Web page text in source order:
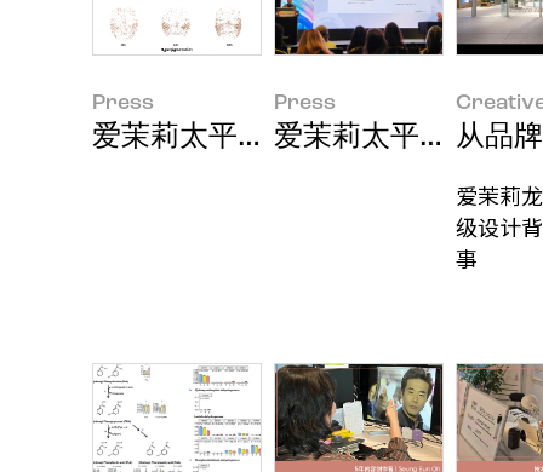
Press
爱茉莉太平洋发布"AI面部衰老模式
Press
爱茉莉太平洋亮相
从品
爱茉莉
级设计
事